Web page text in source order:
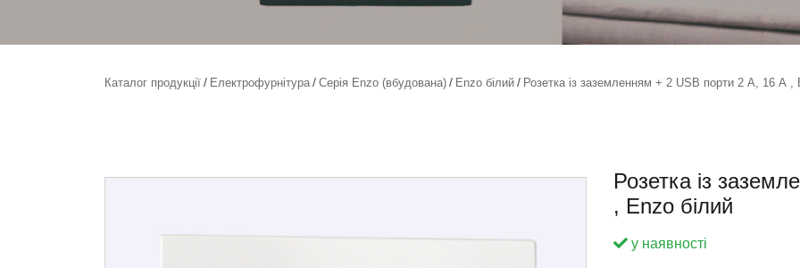
Каталог продукції Електрофурнітура Серія Enzo (вбудована) Enzo білий Розетка із заземленням + 2 USB порти 2 A, 16 А ,
Розетка із
, Enzo білий
Баланс:
у наявності